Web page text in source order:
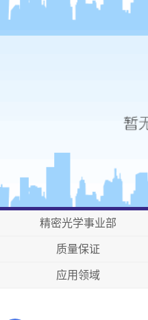
精密光学事业部
质量保证
应用领域